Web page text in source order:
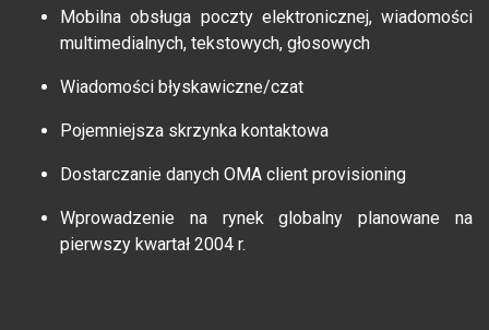
Mobilna obsługa poczty elektronicznej, wiadomości
multimedialnych, tekstowych, głosowych
Wiadomości błyskawiczne/czat
Pojemniejsza skrzynka kontaktowa
Dostarczanie danych OMA client provisioning
Wprowadzenie na rynek globalny planowane na
pierwszy kwartał 2004 r.